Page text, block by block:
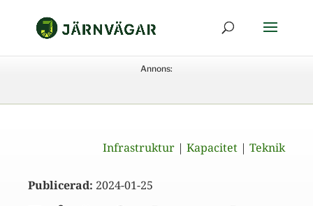
Annons:
Infrastruktur | Kapacitet | Teknik
Publicerad: 2024-01-25